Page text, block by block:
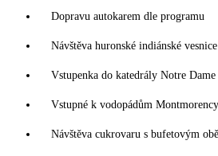
Dopravu autokarem dle programu
Návštěva huronské indiánské vesnice
Vstupenka do katedrály Notre
Vstupné k vodopádům
Návštěva cukrovaru s bufetovým